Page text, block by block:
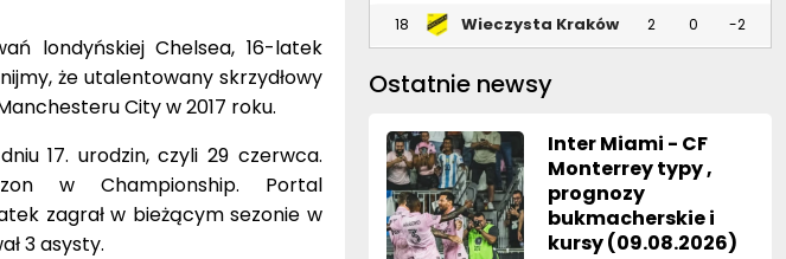
londyńskiej Chelsea, 16-latek
że utalentowany skrzydłowy
City w 2017 roku.
17. urodzin, czyli 29 czerwca.
w Championship. Portal
zagrał w bieżącym sezonie w
3 asysty.
18 Wieczysta Kraków 2 0 -2
Ostatnie newsy
Inter Miami - CF
Monterrey typy ,
prognozy
bukmacherskie i
kursy (09.08.2026)